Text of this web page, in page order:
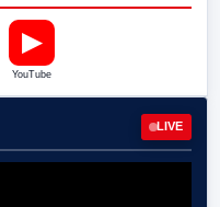
▶
YouTube
LIVE